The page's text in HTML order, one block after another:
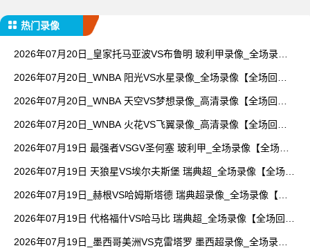
热门录像
2026年07月20日_皇家托马亚波VS布鲁明 玻利甲录像_全场录像
2026年07月20日_WNBA 阳光VS水星录像_全场录像【全场回
2026年07月20日_WNBA 天空VS梦想录像_高清录像【全场回
2026年07月20日_WNBA 火花VS飞翼录像_高清录像【全场回
2026年07月19日 最强者VSGV圣何塞 玻利甲_全场录像【全场回
2026年07月19日 天狼星VS埃尔夫斯堡 瑞典超_全场录像【全场回
2026年07月19日_赫根VS哈姆斯塔德 瑞典超录像_全场录像【高
2026年07月19日 代格福什VS哈马比 瑞典超_全场录像【全场回
2026年07月19日_墨西哥美洲VS克雷塔罗 墨西超录像_全场录像